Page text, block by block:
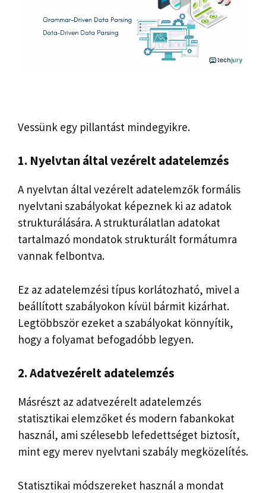
Vessünk egy pillantást mindegyikre.
1. Nyelvtan által vezérelt adatelemzés
A nyelvtan által vezérelt adatelemzők formális
nyelvtani szabályokat képeznek ki az adatok
strukturálására. A strukturálatlan adatokat
tartalmazó mondatok strukturált formátumra
vannak felbontva.
Ez az adatelemzési típus korlátozható, mivel a
beállított szabályokon kívül bármit kizárhat.
Legtöbbször ezeket a szabályokat könnyítik,
hogy a folyamat befogadóbb legyen.
2. Adatvezérelt adatelemzés
Másrészt az adatvezérelt adatelemzés
statisztikai elemzőket és modern fabankokat
használ, ami szélesebb lefedettséget biztosít,
mint egy merev nyelvtani szabály megközelítés.
Statisztikai módszereket használ a mondat